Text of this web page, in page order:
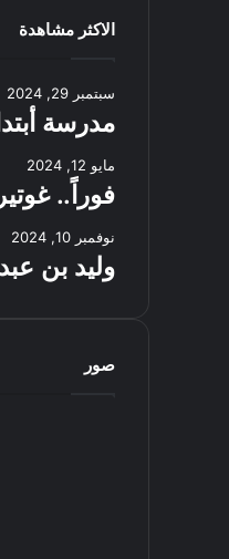
الاكثر مشاهدة
سبتمبر 29, 2024
مدرسة
مايو 12, 2024
فوراً..
نوفمبر 10, 2024
وليد بن
صور